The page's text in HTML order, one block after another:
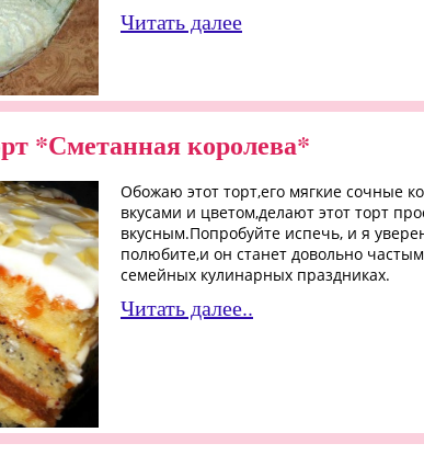
Читать далее
*Сметанная королева*
Обожаю этот торт,его мягкие сочные
вкусами и цветом,делают этот торт
вкусным.Попробуйте испечь, и я
полюбите,и он станет довольно
семейных кулинарных праздниках.
Читать далее..